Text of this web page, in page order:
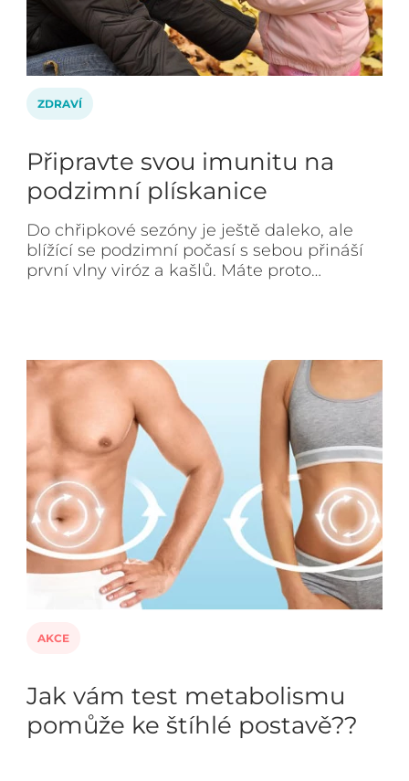
ZDRAVÍ
Připravte svou imunitu na
podzimní plískanice
Do chřipkové sezóny je ještě daleko, ale
blížící se podzimní počasí s sebou přináší
první vlny viróz a kašlů. Máte proto…
AKCE
Jak vám test metabolismu
pomůže ke štíhlé postavě??